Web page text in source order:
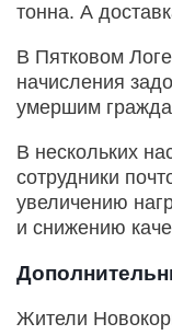
тонна. А
В Пятковом
начисления
умершим
В нескольких
сотрудники
увеличению
и снижению
Жители